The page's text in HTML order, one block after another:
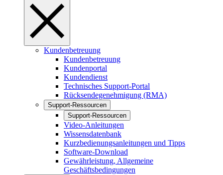
Kundenbetreuung
Kundenbetreuung
Kundenportal
Kundendienst
Technisches Support-Portal
Rücksendegenehmigung (RMA)
Support-Ressourcen
Support-Ressourcen
Video-Anleitungen
Wissensdatenbank
Kurzbedienungsanleitungen und Tipps
Software-Download
Gewährleistung, Allgemeine
Geschäftsbedingungen